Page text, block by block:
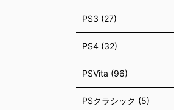
PS3 (27)
PS4 (32)
PSVita (96)
PSクラシック (5)